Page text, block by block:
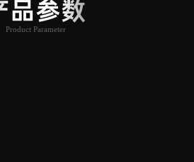
品参数
Product Parameter